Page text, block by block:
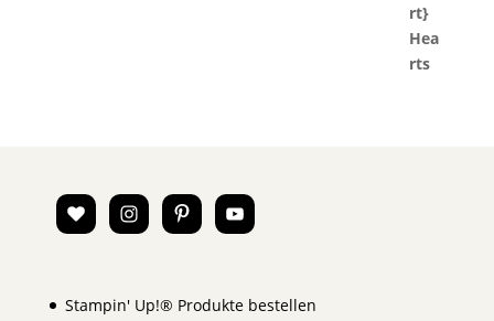
Stampin' Up!® Produkte bestellen